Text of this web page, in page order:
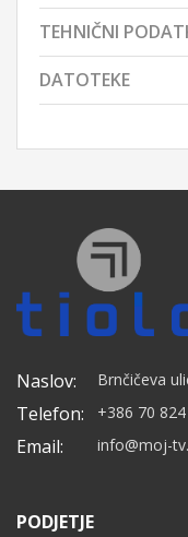
TEHNIČNI
DATOTEKE
Naslov: Brnčičeva
Telefon: +386 70
Email: info@moj-
PODJETJE